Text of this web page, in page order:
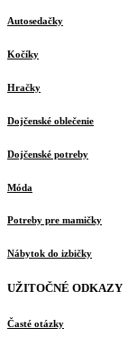
Autosedačky
Kočíky
Hračky
Dojčenské oblečenie
Dojčenské potreby
Móda
Potreby pre mamičky
Nábytok do izbičky
UŽITOČNÉ ODKAZY
Časté otázky